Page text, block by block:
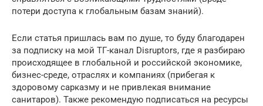
потери доступа к глобальным базам знаний).
Если статья пришлась вам по душе, то буду благодарен
за подписку на мой ТГ-канал Disruptors, где я разбираю
происходящее в глобальной и российской экономике,
бизнес-среде, отраслях и компаниях (прибегая к
здоровому сарказму и не привлекая внимание
санитаров). Также рекомендую подписаться на ресурсы